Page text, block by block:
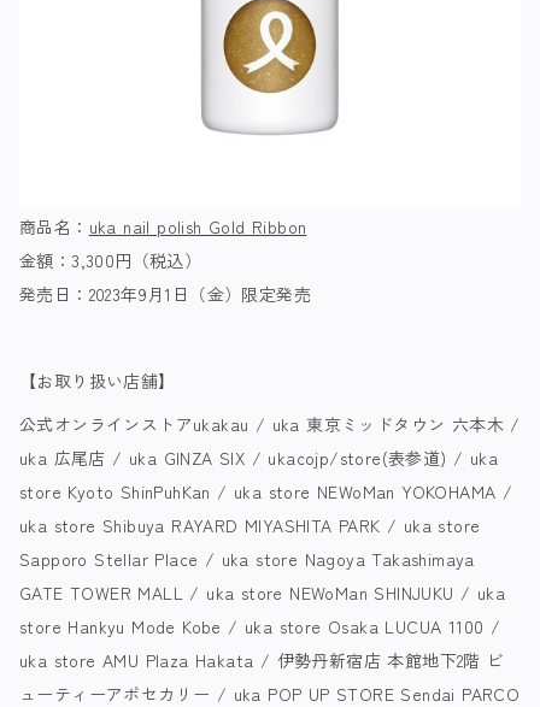
商品名： uka nail polish Gold Ribbon
金額：3,300円（税込）
発売日： 2023年9月1日（金）限定発売
【お取り扱い店舗】
公式オンラインストアukakau / uka 東京ミッドタウン 六本木 /
uka 広尾店 / uka GINZA SIX / ukacojp/store(表参道) / uka
store Kyoto ShinPuhKan / uka store NEWoMan YOKOHAMA /
uka store Shibuya RAYARD MIYASHITA PARK / uka store
Sapporo Stellar Place / uka store Nagoya Takashimaya
GATE TOWER MALL / uka store NEWoMan SHINJUKU / uka
store Hankyu Mode Kobe / uka store Osaka LUCUA 1100 /
uka store AMU Plaza Hakata / 伊勢丹新宿店 本館地下2階 ビ
ューティーアポセカリー / uka POP UP STORE Sendai PARCO